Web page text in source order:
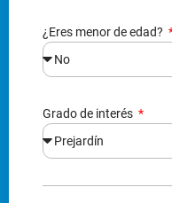
¿Eres menor de edad?
Grado de interés